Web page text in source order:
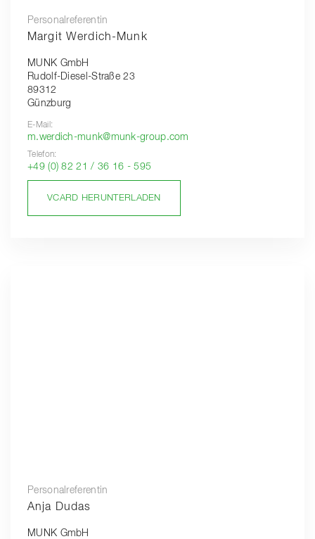
Personalreferentin
Margit Werdich-Munk
MUNK GmbH
Rudolf-Diesel-Straße 23
89312
Günzburg
E-Mail:
m.werdich-munk@munk-group.com
Telefon:
+49 (0) 82 21 / 36 16 - 595
VCARD HERUNTERLADEN
Personalreferentin
Anja Dudas
MUNK GmbH